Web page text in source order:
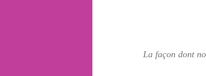
La façon dont